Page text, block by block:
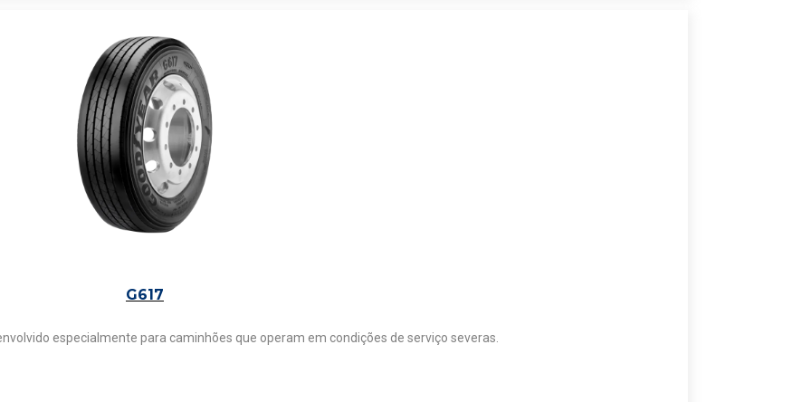
G617
especialmente para caminhões que operam em condições de serviço severas.